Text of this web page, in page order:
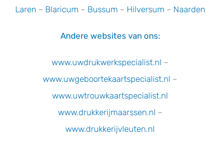
Laren – Blaricum – Bussum – Hilversum – Naarden
Andere websites van ons:
www.uwdrukwerkspecialist.nl –
www.uwgeboortekaartspecialist.nl –
www.uwtrouwkaartspecialist.nl
www.drukkerijmaarssen.nl –
www.drukkerijvleuten.nl